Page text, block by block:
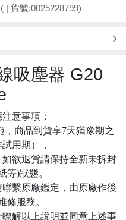
| 貨號:0025228799)
吸塵器 G20
意事項：
商品到貨享7天猶豫期之
用期），
欲退貨請保持全新未拆封
等)狀態。
繫原廠鑑定，由原廠作後
修服務。
解以上說明並同意上述事